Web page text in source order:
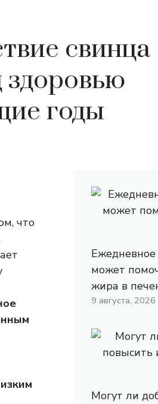
свинца
здоровью
годы
что
может
жира в
9 августа, 2026
Могут ли